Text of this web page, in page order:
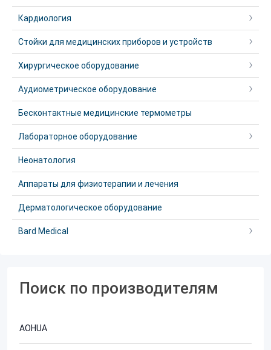
Кардиология
Стойки для медицинских приборов и устройств
Хирургическое оборудование
Аудиометрическое оборудование
Бесконтактные медицинские термометры
Лабораторное оборудование
Неонатология
Аппараты для физиотерапии и лечения
Дерматологическое оборудование
Bard Medical
Поиск по производителям
AOHUA